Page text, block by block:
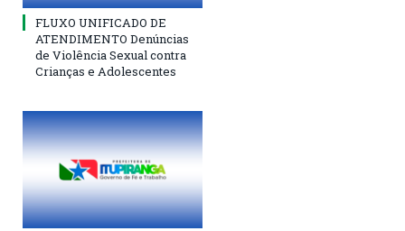
FLUXO UNIFICADO DE
ATENDIMENTO Denúncias
de Violência Sexual contra
Crianças e Adolescentes